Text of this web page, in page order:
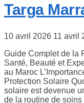
Targa
10 avril 2026 11 avril
Guide Complet de la
Santé, Beauté et
au Maroc
Protection Solaire
solaire est devenue
de la routine de